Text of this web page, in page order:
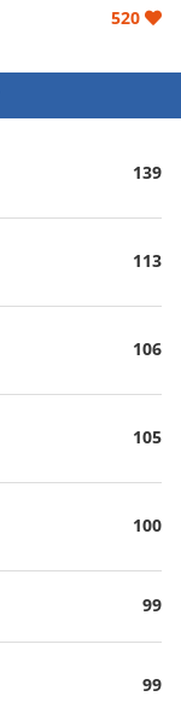
520
139
113
106
105
100
99
99